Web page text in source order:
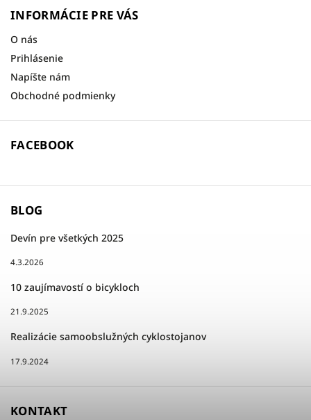
INFORMÁCIE PRE VÁS
O nás
Prihlásenie
Napíšte nám
Obchodné podmienky
FACEBOOK
BLOG
Devín pre všetkých 2025
4.3.2026
10 zaujímavostí o bicykloch
21.9.2025
Realizácie samoobslužných cyklostojanov
17.9.2024
KONTAKT